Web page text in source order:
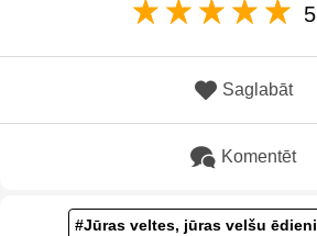
5
Saglabāt
Komentēt
#Jūras veltes, jūras velšu ēdieni